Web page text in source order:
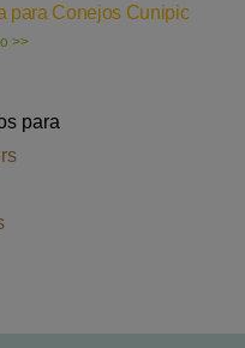
para Conejos Cunipic
>>
para